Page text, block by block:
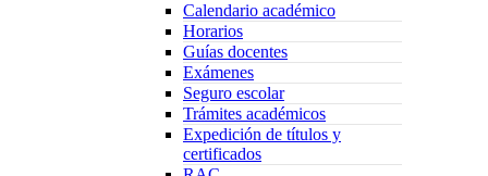
Calendario académico
Horarios
Guías docentes
Exámenes
Seguro escolar
Trámites académicos
Expedición de títulos y
certificados